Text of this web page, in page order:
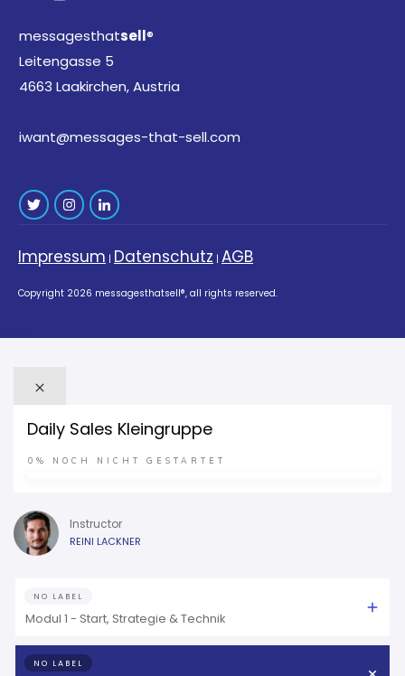
messagesthatsell®
Leitengasse 5
4663 Laakirchen, Austria
iwant@messages-that-sell.com
Impressum | Datenschutz | AGB
Copyright 2026 messagesthatsell®, all rights reserved.
Daily Sales Kleingruppe
0% NOCH NICHT GESTARTET
Instructor
REINI LACKNER
NO LABEL
Modul 1 - Start, Strategie & Technik
NO LABEL